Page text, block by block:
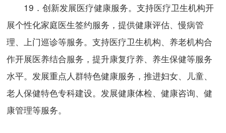
19．创新发展医疗健康服务。支持医疗卫生机构开
展个性化家庭医生签约服务，提供健康评估、慢病管
理、上门巡诊等服务。支持医疗卫生机构、养老机构合
作开展医养结合服务，提升康复疗养、养生保健等服务
水平。发展重点人群特色健康服务，推进妇女、儿童、
老人保健特色专科建设。发展健康体检、健康咨询、健
康管理等服务。